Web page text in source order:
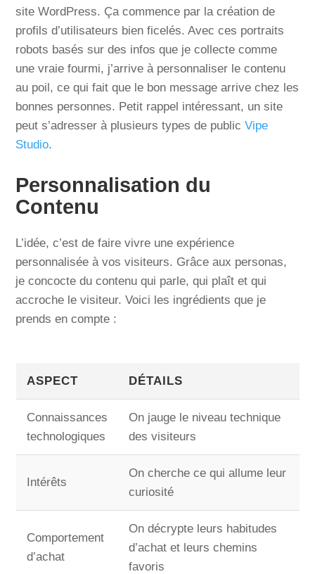
site WordPress. Ça commence par la création de
profils d’utilisateurs bien ficelés. Avec ces portraits
robots basés sur des infos que je collecte comme
une vraie fourmi, j’arrive à personnaliser le contenu
au poil, ce qui fait que le bon message arrive chez les
bonnes personnes. Petit rappel intéressant, un site
peut s’adresser à plusieurs types de publicVipe
Studio.
Personnalisation du
Contenu
L’idée, c’est de faire vivre une expérience
personnalisée à vos visiteurs. Grâce aux personas,
je concocte du contenu qui parle, qui plaît et qui
accroche le visiteur. Voici les ingrédients que je
prends en compte :
ASPECT DÉTAILS
Connaissances
technologiques
On jauge le niveau technique
des visiteurs
Intérêts
On cherche ce qui allume leur
curiosité
Comportement
d’achat
On décrypte leurs habitudes
d’achat et leurs chemins
favoris